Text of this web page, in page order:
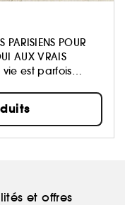
PARISIENS POUR
AUX VRAIS
vie est parfois
nous
facile. Votre
très chic.
et offres